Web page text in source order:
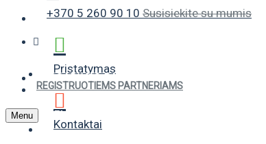
+370 5 260 90 10 Susisiekite su mumis
Pristatymas
Kontaktai
VASARINĖS PADANGOS
ŽIEMINĖS PADANGOS
REGISTRUOTIEMS PARTNERIAMS
Menu